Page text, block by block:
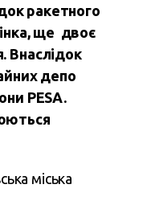
ракетного
ще двоє
Внаслідок
депо
PESA.
міська